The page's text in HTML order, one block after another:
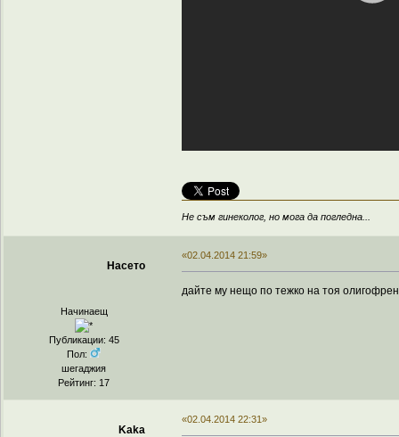
Не съм гинеколог, но мога да погледна...
Насето
Начинаещ
Публикации: 45
Пол:
шегаджия
Рейтинг: 17
«02.04.2014 21:59»
дайте му нещо по тежко на тоя
Kaka
«02.04.2014 22:31»